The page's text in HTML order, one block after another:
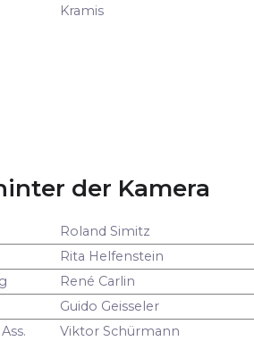
Kramis
der Kamera
Roland Simitz
Rita Helfenstein
René Carlin
Guido Geisseler
Viktor Schürmann